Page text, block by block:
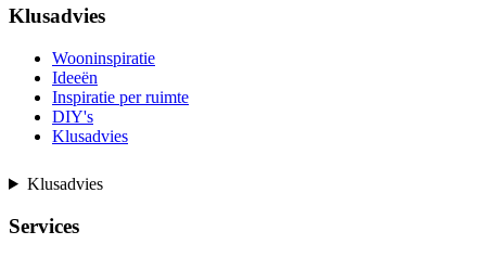
Klusadvies
Wooninspiratie
Ideeën
Inspiratie per ruimte
DIY's
Klusadvies
Klusadvies
Services